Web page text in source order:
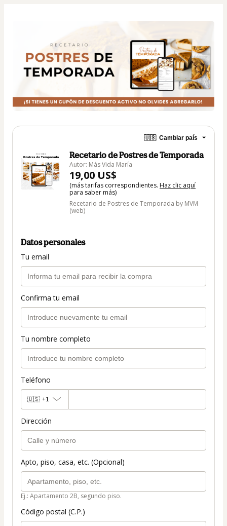
🇺🇸 Cambiar país
Recetario de Postres de Temporada
Autor: Más Vida María
19,00 US$
(más tarifas correspondientes. Haz clic aquí
para saber más)
Recetario de Postres de Temporada by MVM
(web)
Datos personales
Tu email
Confirma tu email
Tu nombre completo
Teléfono
🇺🇸 +1
Dirección
Apto, piso, casa, etc. (Opcional)
Ej.: Apartamento 2B, segundo piso.
Código postal (C.P.)